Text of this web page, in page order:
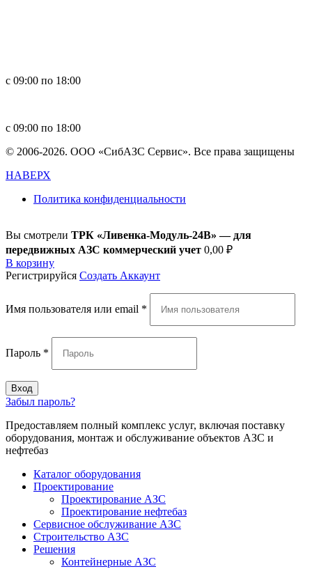
с 09:00 по 18:00
с 09:00 по 18:00
© 2006-2026. ООО «СибАЗС Сервис». Все права защищены
НАВЕРХ
Политика конфиденциальности
Вы смотрели ТРК «Ливенка-Модуль-24В» — для
передвижных АЗС коммерческий учет 0,00 ₽
В корзину
Регистрируйся Создать Аккаунт
Имя пользователя или email *
Пароль *
Вход
Забыл пароль?
Предоставляем полный комплекс услуг, включая поставку
оборудования, монтаж и обслуживание объектов АЗС и
нефтебаз
Каталог оборудования
Проектирование
Проектирование АЗС
Проектирование нефтебаз
Cервисное обслуживание АЗС
Строительство АЗС
Решения
Контейнерные АЗС